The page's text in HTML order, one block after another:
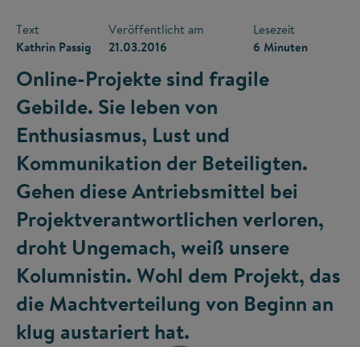
Text
Kathrin Passig
Veröffentlicht am
21.03.2016
Lesezeit
6 Minuten
Online-Projekte sind fragile
Gebilde. Sie leben von
Enthusiasmus, Lust und
Kommunikation der Beteiligten.
Gehen diese Antriebsmittel bei
Projektverantwortlichen verloren,
droht Ungemach, weiß unsere
Kolumnistin. Wohl dem Projekt, das
die Machtverteilung von Beginn an
klug austariert hat.